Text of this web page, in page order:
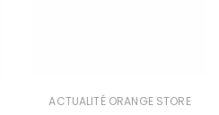
ACTUALITÉ ORANGE STORE